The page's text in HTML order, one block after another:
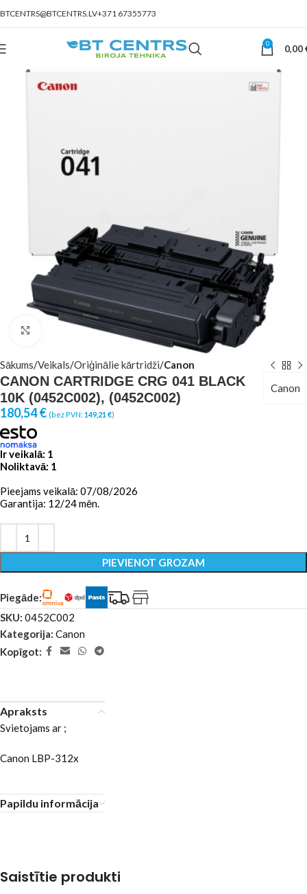
BTCENTRS@BTCENTRS.LV+371 67355773
0 0,00
Click to enlarge
Sākums Veikals Oriģinālie kārtridži Canon
CANON CARTRIDGE CRG 041 BLACK
10K (0452C002), (0452C002)
Canon
180,54€ (bez PVN: 149,21 €)
Ir veikalā: 1
Noliktavā: 1
Pieejams veikalā: 07/08/2026
Garantija: 12/24 mēn.
PIEVIENOT GROZAM
Piegāde:
SKU: 0452C002
Kategorija: Canon
Kopīgot:
Apraksts
Svietojams ar ;
Canon LBP-312x
Papildu informācija
Saistītie produkti